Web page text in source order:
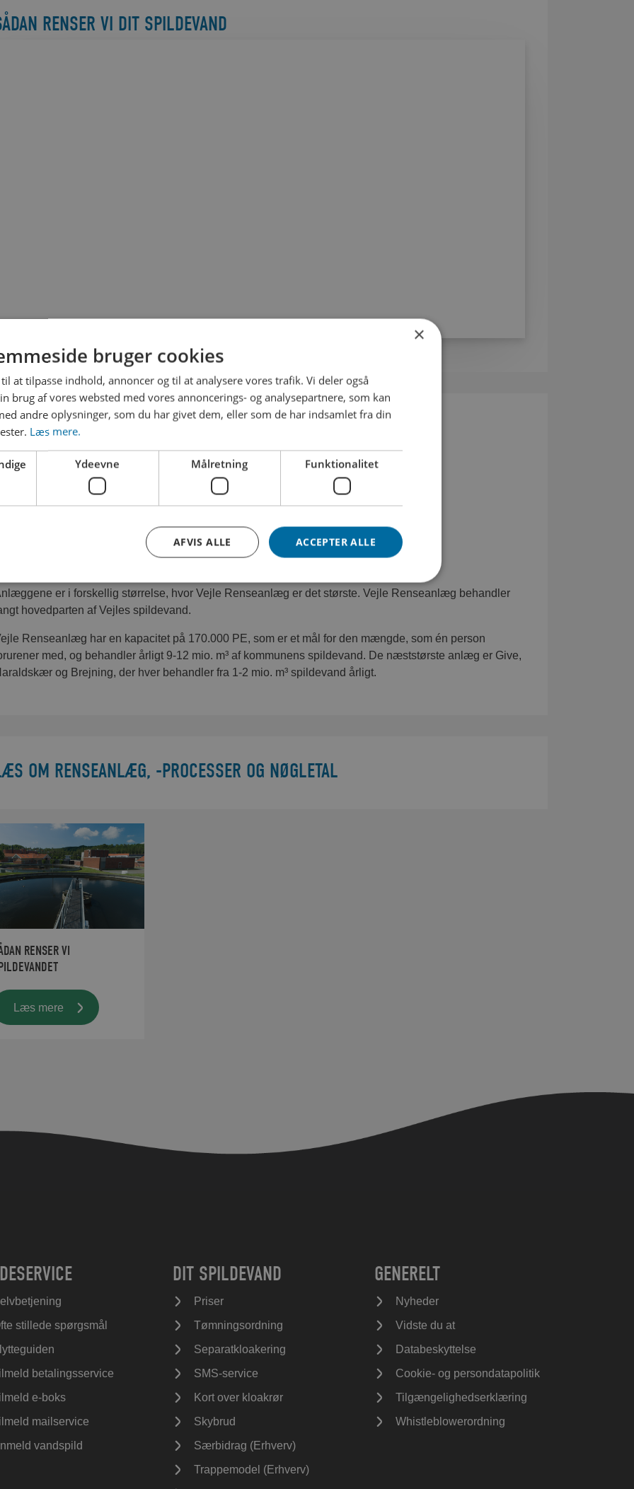
RENSER VI DIT SPILDEVAND
RENSEANLÆG
driver i alt seks renseanlæg fordelt i hele Vejle Kommune.
er i forskellig størrelse, hvor Vejle Renseanlæg er det største. Vejle Renseanlæg behandler
hovedparten af Vejles spildevand.
Renseanlæg har en kapacitet på 170.000 PE, som er et mål for den mængde, som én person
med, og behandler årligt 9-12 mio. m³ af kommunens spildevand. De næststørste anlæg er Give,
og Brejning, der hver behandler fra 1-2 mio. m³ spildevand årligt.
OM RENSEANLÆG, -PROCESSER OG NØGLETAL
RENSER VI
Læs mere
stillede spørgsmål
betalingsservice
e-boks
mailservice
vandspild
DIT SPILDEVAND
Priser
Tømningsordning
Separatkloakering
SMS-service
Kort over kloakrør
Skybrud
Særbidrag (Erhverv)
Trappemodel (Erhverv)
GENERELT
Nyheder
Vidste du at
Databeskyttelse
Cookie- og persondatapolitik
Tilgængelighedserklæring
Whistleblowerordning
×
bruger cookies
at tilpasse indhold, annoncer og til at analysere vores trafik. Vi deler også
brug af vores websted med vores annoncerings- og analysepartnere, som kan
andre oplysninger, som du har givet dem, eller som de har indsamlet fra din
Læs mere.
Ydeevne Målretning Funktionalitet
ACCEPTER ALLE
AFVIS ALLE